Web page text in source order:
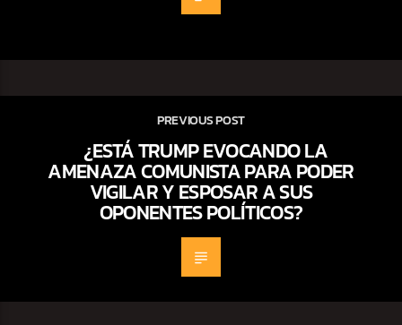
PREVIOUS POST
¿ESTÁ TRUMP EVOCANDO LA
AMENAZA COMUNISTA PARA PODER
VIGILAR Y ESPOSAR A SUS
OPONENTES POLÍTICOS?